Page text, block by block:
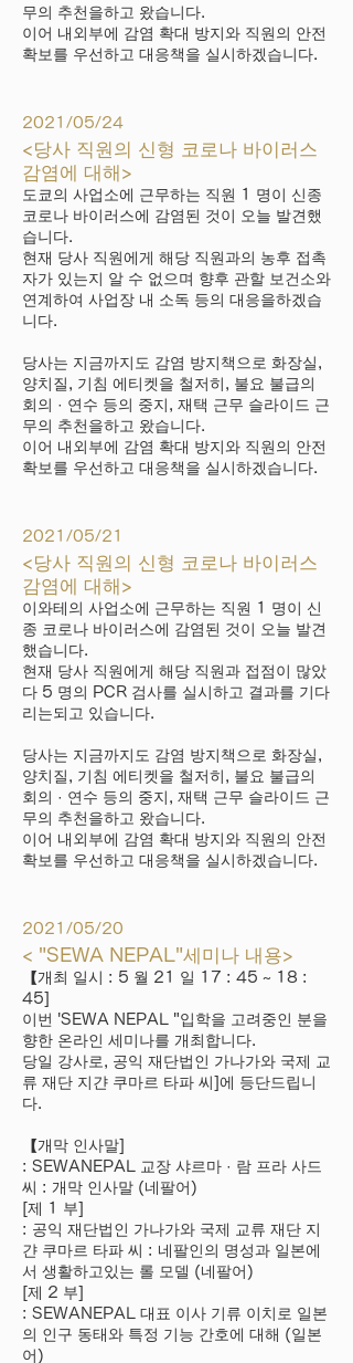
무의 추천을하고 왔습니다.
이어 내외부에 감염 확대 방지와 직원의 안전
확보를 우선하고 대응책을 실시하겠습니다.
2021/05/24
<당사 직원의 신형 코로나 바이러스
감염에 대해>
도쿄의 사업소에 근무하는 직원 1 명이 신종
코로나 바이러스에 감염된 것이 오늘 발견했
습니다.
현재 당사 직원에게 해당 직원과의 농후 접촉
자가 있는지 알 수 없으며 향후 관할 보건소와
연계하여 사업장 내 소독 등의 대응을하겠습
니다.
당사는 지금까지도 감염 방지책으로 화장실,
양치질, 기침 에티켓을 철저히, 불요 불급의
회의 · 연수 등의 중지, 재택 근무 슬라이드 근
무의 추천을하고 왔습니다.
이어 내외부에 감염 확대 방지와 직원의 안전
확보를 우선하고 대응책을 실시하겠습니다.
2021/05/21
<당사 직원의 신형 코로나 바이러스
감염에 대해>
이와테의 사업소에 근무하는 직원 1 명이 신
종 코로나 바이러스에 감염된 것이 오늘 발견
했습니다.
현재 당사 직원에게 해당 직원과 접점이 많았
다 5 명의 PCR 검사를 실시하고 결과를 기다
리는되고 있습니다.
당사는 지금까지도 감염 방지책으로 화장실,
양치질, 기침 에티켓을 철저히, 불요 불급의
회의 · 연수 등의 중지, 재택 근무 슬라이드 근
무의 추천을하고 왔습니다.
이어 내외부에 감염 확대 방지와 직원의 안전
확보를 우선하고 대응책을 실시하겠습니다.
2021/05/20
< "SEWA NEPAL"세미나 내용>
【개최 일시 : 5 월 21 일 17 : 45 ~ 18 :
45]
이번 'SEWA NEPAL "입학을 고려중인 분을
향한 온라인 세미나를 개최합니다.
당일 강사로, 공익 재단법인 가나가와 국제 교
류 재단 지갼 쿠마르 타파 씨]에 등단드립니
다.
【개막 인사말]
: SEWANEPAL 교장 샤르마 · 람 프라 사드
씨 : 개막 인사말 (네팔어)
[제 1 부]
: 공익 재단법인 가나가와 국제 교류 재단 지
갼 쿠마르 타파 씨 : 네팔인의 명성과 일본에
서 생활하고있는 롤 모델 (네팔어)
[제 2 부]
: SEWANEPAL 대표 이사 기류 이치로 일본
의 인구 동태와 특정 기능 간호에 대해 (일본
어)